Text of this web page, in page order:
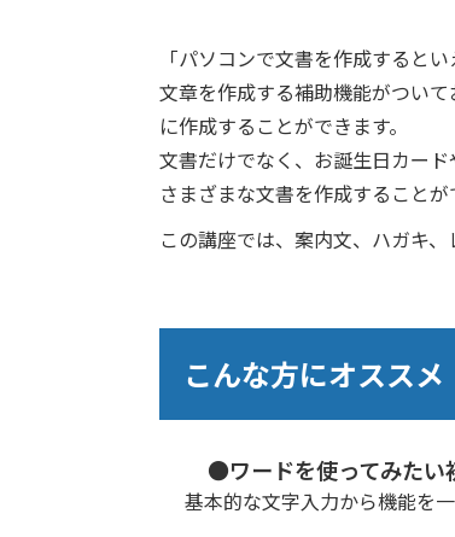
「パソコンで文書を作成すると
文章を作成する補助機能がつい
に作成することができます。
文書だけでなく、お誕生日カー
さまざまな文書を作成すること
この講座では、案内文、ハガキ
こんな方にオススメ
●ワードを使ってみたい
基本的な文字入力から機能を